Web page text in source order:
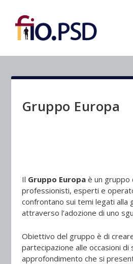
Gruppo Europa
Il Gruppo Europaè un gruppo
professionisti, esperti e
confrontano sui temi legati alla
attraverso l’adozione di uno
Obiettivo del gruppo è di
partecipazione alle occasioni di
approfondimento che si